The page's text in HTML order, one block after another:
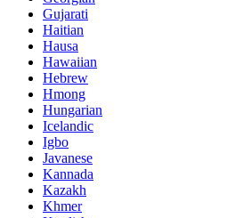
Gujarati
Haitian
Hausa
Hawaiian
Hebrew
Hmong
Hungarian
Icelandic
Igbo
Javanese
Kannada
Kazakh
Khmer